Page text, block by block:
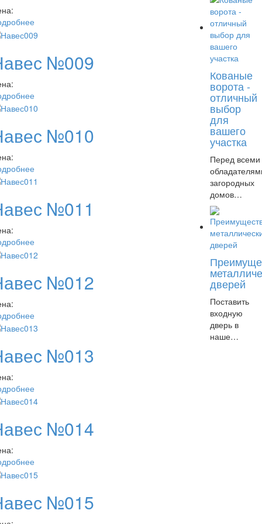
№009
№010
№011
№012
№013
№014
№015
Кованые
ворота -
отличный
выбор
для
вашего
участка
Перед всеми
загородных
домов…
дверей
Поставить
входную
дверь в
наше…